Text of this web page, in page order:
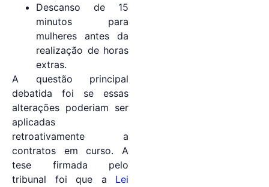
Descanso de 15
minutos para
mulheres antes da
realização de horas
extras.
A questão principal
debatida foi se essas
alterações poderiam ser
aplicadas
retroativamente a
contratos em curso. A
tese firmada pelo
tribunal foi que a Lei